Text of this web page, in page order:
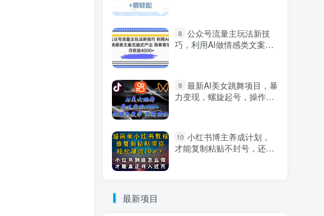
8 公众号流量主玩法新技
巧，利用AI做情感类文案无
9 最新AI美女跳舞项目，暴
力变现，螺旋起号，操作简
10 小红书博主养成计划，
才能复制粘贴不封号，还能
最新项目